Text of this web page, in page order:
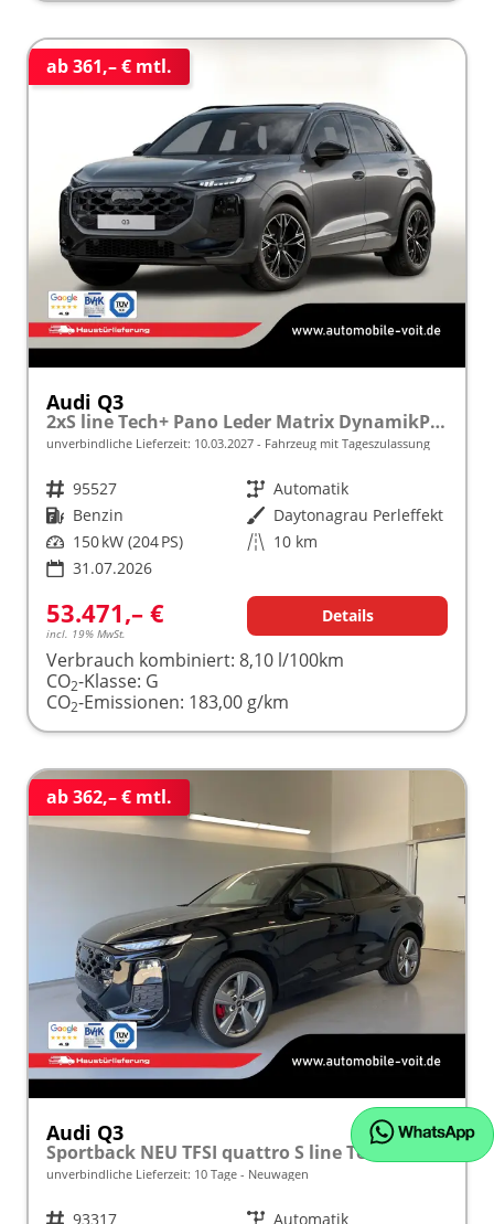
ab 361,– € mtl.
Audi Q3
2xS line Tech+ Pano Leder Matrix DynamikP 19Z
unverbindliche Lieferzeit: 10.03.2027 Fahrzeug mit Tageszulassung
Fahrzeugnr. 95527 Getriebe Automatik
Kraftstoff Benzin Außenfarbe Daytonagrau Perleffekt
Leistung 150 kW (204 PS) Kilometerstand 10 km
31.07.2026
53.471,– €
incl. 19% MwSt.
Details
Verbrauch kombiniert: 8,10 l/100km
CO2-Klasse: G
CO2-Emissionen: 183,00 g/km
ab 362,– € mtl.
Audi Q3
unverbindliche Lieferzeit: 10 Tage Neuwagen
Fahrzeugnr. 93317 Getriebe Automatik